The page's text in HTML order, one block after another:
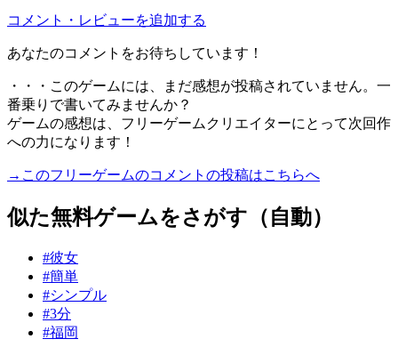
コメント・レビューを追加する
あなたのコメントをお待ちしています！
・・・このゲームには、まだ感想が投稿されていません。一
番乗りで書いてみませんか？
ゲームの感想は、フリーゲームクリエイターにとって次回作
への力になります！
→このフリーゲームのコメントの投稿はこちらへ
似た無料ゲームをさがす（自動）
#彼女
#簡単
#シンプル
#3分
#福岡